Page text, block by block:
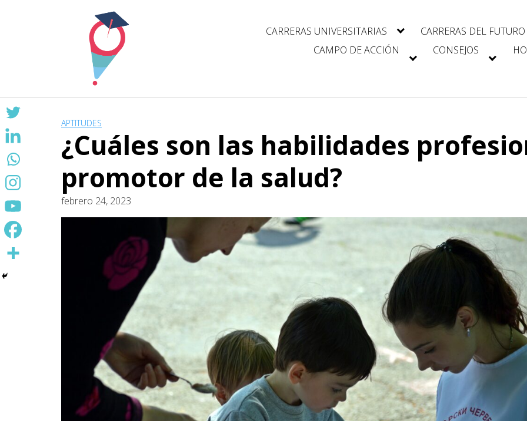
CARRERAS UNIVERSITARIAS
CARRERAS DEL FUTURO
CAMPO DE ACCIÓN
CONSEJOS
APTITUDES
¿Cuáles son las habilidades
promotor de la salud?
febrero 24, 2023